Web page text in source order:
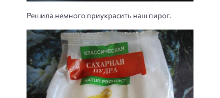
Решила немного приукрасить наш пирог.